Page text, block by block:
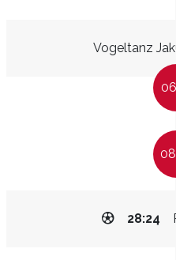
Vogeltanz
28:24